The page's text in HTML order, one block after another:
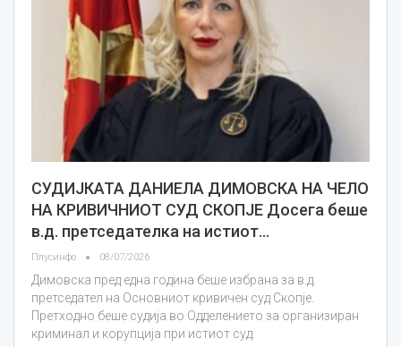
СУДИЈКАТА ДАНИЕЛА ДИМОВСКА НА ЧЕЛО
НА КРИВИЧНИОТ СУД СКОПЈЕ Досега беше
в.д. претседателка на истиот…
Плусинфо 08/07/2026
Димовска пред една година беше избрана за в.д.
претседател на Основниот кривичен суд Скопје.
Претходно беше судија во Одделението за организиран
криминал и корупција при истиот суд.